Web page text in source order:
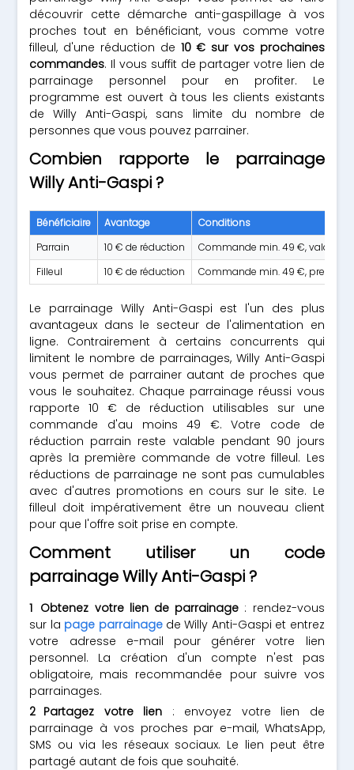
découvrir cette démarche anti-gaspillage à vos
proches tout en bénéficiant, vous comme votre
filleul, d'une réduction de 10 € sur vos prochaines
commandes. Il vous suffit de partager votre lien de
parrainage personnel pour en profiter. Le
programme est ouvert à tous les clients existants
de Willy Anti-Gaspi, sans limite du nombre de
personnes que vous pouvez parrainer.
Combien rapporte le parrainage
Willy Anti-Gaspi ?
Bénéficiaire Avantage
Conditions
Parrain
10 € de réduction
Commande min. 49 €, valable
Filleul
10 € de réduction Commande min. 49 €,
Le parrainage Willy Anti-Gaspi est l'un des plus
avantageux dans le secteur de l'alimentation en
ligne. Contrairement à certains concurrents qui
limitent le nombre de parrainages, Willy Anti-Gaspi
vous permet de parrainer autant de proches que
vous le souhaitez. Chaque parrainage réussi vous
rapporte 10 € de réduction utilisables sur une
commande d'au moins 49 €. Votre code de
réduction parrain reste valable pendant 90 jours
après la première commande de votre filleul. Les
réductions de parrainage ne sont pas cumulables
avec d'autres promotions en cours sur le site. Le
filleul doit impérativement être un nouveau client
pour que l'offre soit prise en compte.
Comment utiliser un code
parrainage Willy Anti-Gaspi ?
Obtenez votre lien de parrainage : rendez-vous
sur la page parrainagede Willy Anti-Gaspi et entrez
votre adresse e-mail pour générer votre lien
personnel. La création d'un compte n'est pas
obligatoire, mais recommandée pour suivre vos
parrainages.
Partagez votre lien : envoyez votre lien de
parrainage à vos proches par e-mail, WhatsApp,
SMS ou via les réseaux sociaux. Le lien peut être
partagé autant de fois que souhaité.